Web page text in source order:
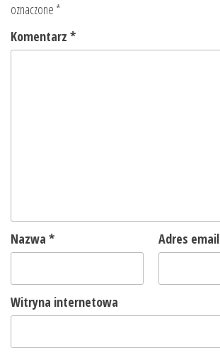
oznaczone *
Komentarz *
Nazwa * Adres email
Witryna internetowa